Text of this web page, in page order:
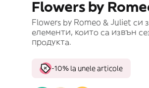
Flowers by
Flowers by Romeo & Juliet си
елементи, които са извън
продукта.
-10% la unele articole